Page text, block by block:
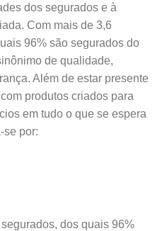
dos segurados e à
Com mais de 3,6
96% são segurados do
de qualidade,
Além de estar presente
produtos criados para
em tudo o que se espera
se por:
dos quais 96%